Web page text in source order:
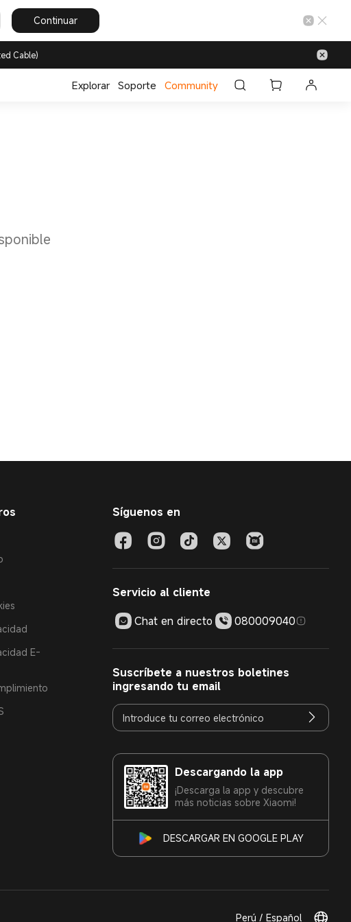
Continuar
Cable)
Explorar Soporte Community
E-
Síguenos en
Servicio al cliente
Chat en directo
080009040
Suscríbete a nuestros boletines
ingresando tu email
Descargando la app
¡Descarga la app y descubre
más noticias sobre Xiaomi!
DESCARGAR EN GOOGLE PLAY
Perú / Español